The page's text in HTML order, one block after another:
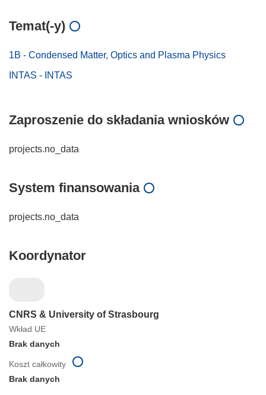
Temat(-y)
1B - Condensed Matter, Optics and Plasma Physics
INTAS - INTAS
Zaproszenie do składania wniosków
projects.no_data
System finansowania
projects.no_data
Koordynator
CNRS & University of Strasbourg
Wkład UE
Brak danych
Koszt całkowity
Brak danych